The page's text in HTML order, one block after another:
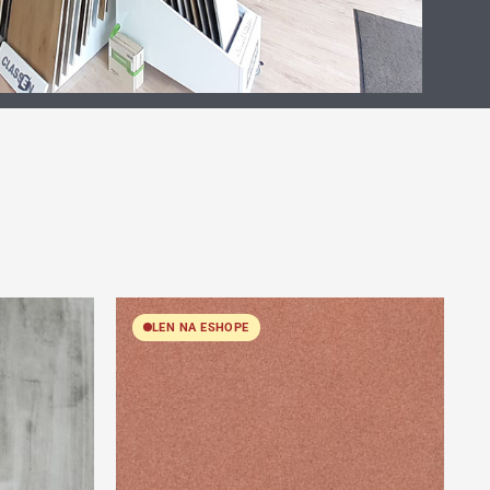
LEN NA ESHOPE